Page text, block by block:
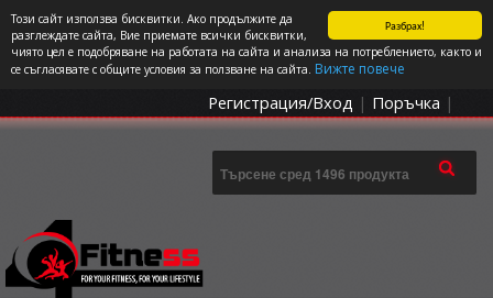
Разбрах!
Този сайт използва бисквитки. Ако продължите да
разглеждате сайта, Вие приемате всички бисквитки,
чиято цел е подобряване на работата на сайта и анализа на потреблението, както и
се съгласявате с общите условия за ползване на сайта. Вижте повече
СПОРТЪТ И ДОБАВКИТЕ КАТО НАЧИН НА ЖИВОТ
0 артикула Цена: 0.00€
Регистрация/Вход | Поръчка |